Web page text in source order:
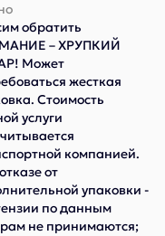
обратить
– ХРУПКИЙ
Может
жесткая
Стоимость
услуги
компанией.
от
упаковки -
по данным
не принимаются;